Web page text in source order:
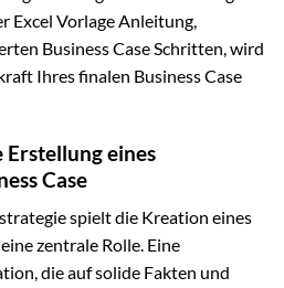
Excel Vorlage Anleitung,
Business Case Schritten, wird
Ihres finalen Business Case
Erstellung eines
Case
spielt die Kreation eines
zentrale Rolle. Eine
die auf solide Fakten und